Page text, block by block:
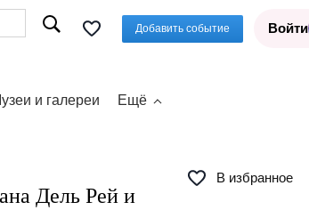
Добавить событие Войти
и галереи Ещё
В избранное
Дель Рей и